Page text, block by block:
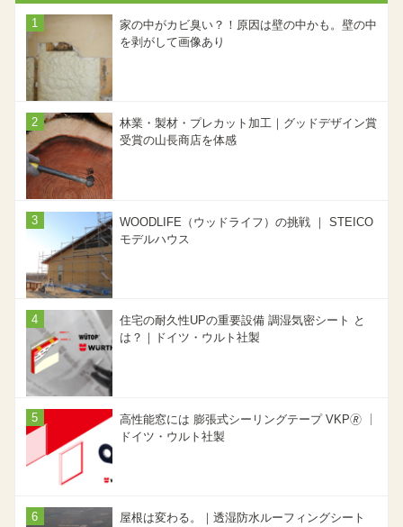
家の中がカビ臭い？！原因は壁の中かも。壁の中
を剥がして画像あり
林業・製材・プレカット加工｜グッドデザイン賞
受賞の山長商店を体感
WOODLIFE（ウッドライフ）の挑戦 ｜ STEICO
モデルハウス
住宅の耐久性UPの重要設備 調湿気密シート と
は？｜ドイツ・ウルト社製
高性能窓には 膨張式シーリングテープ VKP🄬 ｜
ドイツ・ウルト社製
屋根は変わる。｜透湿防水ルーフィングシート